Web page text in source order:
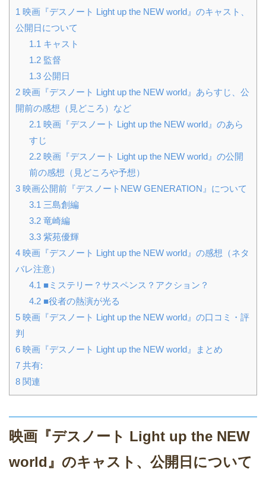
1 映画『デスノート Light up the NEW world』のキャスト、
公開日について
1.1 キャスト
1.2監督
1.3公開日
2 映画『デスノート Light up the NEW world』あらすじ、公
開前の感想（見どころ）など
2.1 映画『デスノート Light up the NEW world』のあら
すじ
2.2映画『デスノート Light up the NEW world』の公開
前の感想（見どころや予想）
3 映画公開前『デスノートNEW GENERATION』について
3.1 三島創編
3.2竜崎編
3.3紫苑優輝
4 映画『デスノート Light up the NEW world』の感想（ネタ
バレ注意）
4.1 ■ミステリー？サスペンス？アクション？
4.2■役者の熱演が光る
5 映画『デスノート Light up the NEW world』の口コミ・評
判
6 映画『デスノート Light up the NEW world』まとめ
7 共有:
8 関連
映画『デスノート Light up the NEW
world』のキャスト、公開日について